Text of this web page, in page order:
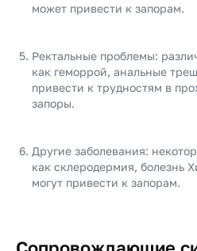
может привести к запорам.
Ректальные проблемы:
как геморрой, анальные
привести к трудностям в
запоры.
Другие заболевания:
как склеродермия, болезнь
могут привести к запорам.